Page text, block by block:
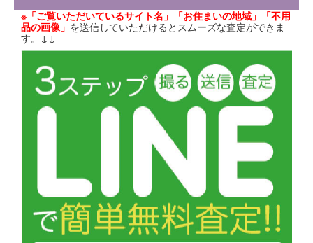
※「ご覧いただいているサイト名」「お住まいの地域」「不用
品の画像」 を送信していただけるとスムーズな査定ができま
す。↓↓